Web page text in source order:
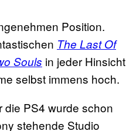
Position.
The Last Of
Souls in jeder Hinsicht
selbst immens hoch.
PS4 wurde schon
stehende Studio